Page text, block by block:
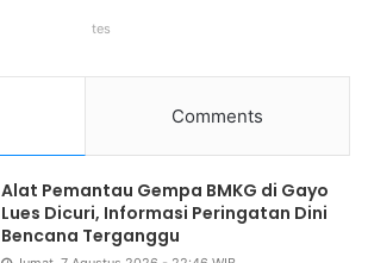
tes
Comments
Alat Pemantau Gempa BMKG di Gayo
Lues Dicuri, Informasi Peringatan Dini
Bencana Terganggu